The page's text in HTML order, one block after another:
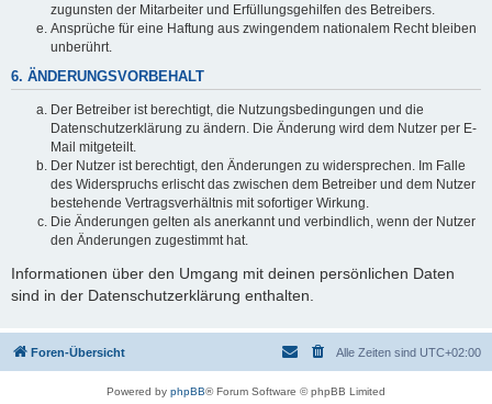
zugunsten der Mitarbeiter und Erfüllungsgehilfen des Betreibers.
Ansprüche für eine Haftung aus zwingendem nationalem Recht bleiben
unberührt.
6. ÄNDERUNGSVORBEHALT
Der Betreiber ist berechtigt, die Nutzungsbedingungen und die
Datenschutzerklärung zu ändern. Die Änderung wird dem Nutzer per E-
Mail mitgeteilt.
Der Nutzer ist berechtigt, den Änderungen zu widersprechen. Im Falle
des Widerspruchs erlischt das zwischen dem Betreiber und dem Nutzer
bestehende Vertragsverhältnis mit sofortiger Wirkung.
Die Änderungen gelten als anerkannt und verbindlich, wenn der Nutzer
den Änderungen zugestimmt hat.
Informationen über den Umgang mit deinen persönlichen Daten
sind in der Datenschutzerklärung enthalten.
Foren-Übersicht Alle Zeiten sind UTC+02:00
Powered by phpBB® Forum Software © phpBB Limited